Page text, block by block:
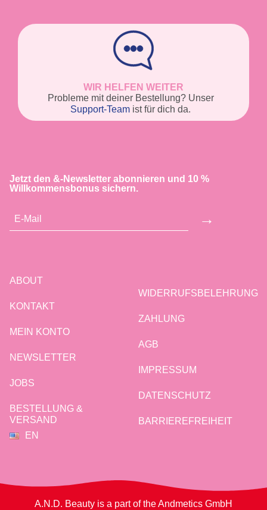
WIR HELFEN WEITER
Probleme mit deiner Bestellung? Unser
Support-Team ist für dich da.
Jetzt den &-Newsletter abonnieren und 10 %
Willkommensbonus sichern.
→
ABOUT
KONTAKT
MEIN KONTO
NEWSLETTER
JOBS
BESTELLUNG &
VERSAND
WIDERRUFSBELEHRUNG
ZAHLUNG
AGB
IMPRESSUM
DATENSCHUTZ
BARRIEREFREIHEIT
EN
A.N.D. Beauty is a part of the Andmetics GmbH